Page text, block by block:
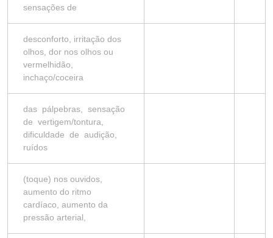
sensações de
desconforto, irritação dos
olhos, dor nos olhos ou
vermelhidão,
inchaço/coceira
das pálpebras, sensação
de vertigem/tontura,
dificuldade de audição,
ruídos
(toque) nos ouvidos,
aumento do ritmo
cardíaco, aumento da
pressão arterial,